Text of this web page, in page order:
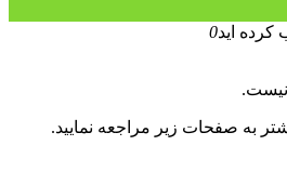
کرده اید0
به صفحات زیر مراجعه نمایید.